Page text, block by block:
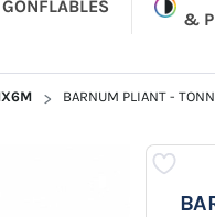
GONFLABLES
&
BARNUM PLIANT -